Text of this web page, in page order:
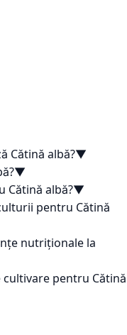
Cătină albă?▼
▼
Cătină albă?▼
pentru Cătină
nutriționale la
pentru Cătină